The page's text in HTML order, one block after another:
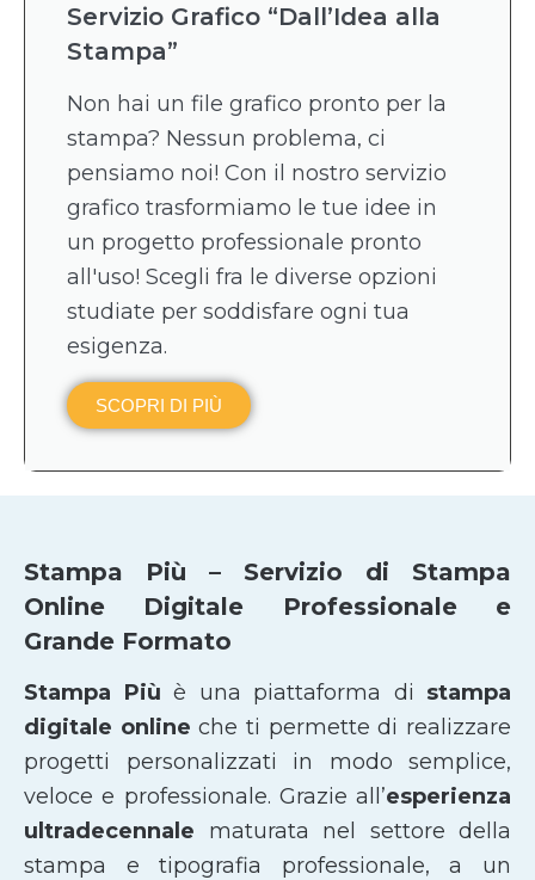
Servizio Grafico “Dall’Idea alla
Stampa”
Non hai un file grafico pronto per la
stampa? Nessun problema, ci
pensiamo noi! Con il nostro servizio
grafico trasformiamo le tue idee in
un progetto professionale pronto
all'uso! Scegli fra le diverse opzioni
studiate per soddisfare ogni tua
esigenza.
SCOPRI DI PIÙ
Stampa Più – Servizio di Stampa
Online Digitale Professionale e
Grande Formato
Stampa Più è una piattaforma di stampa
digitale online che ti permette di realizzare
progetti personalizzati in modo semplice,
veloce e professionale. Grazie all’esperienza
ultradecennale maturata nel settore della
stampa e tipografia professionale, a un